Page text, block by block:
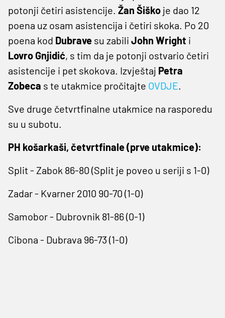
potonji četiri asistencije. Žan Šiško je dao 12
poena uz osam asistencija i četiri skoka. Po 20
poena kod Dubrave su zabili John Wright i
Lovro Gnjidić, s tim da je potonji ostvario četiri
asistencije i pet skokova. Izvještaj Petra
Zobeca s te utakmice pročitajte OVDJE.
Sve druge četvrtfinalne utakmice na rasporedu
su u subotu.
PH košarkaši, četvrtfinale (prve utakmice):
Split - Zabok 86-80 (Split je poveo u seriji s 1-0)
Zadar - Kvarner 2010 90-70 (1-0)
Samobor - Dubrovnik 81-86 (0-1)
Cibona - Dubrava 96-73 (1-0)